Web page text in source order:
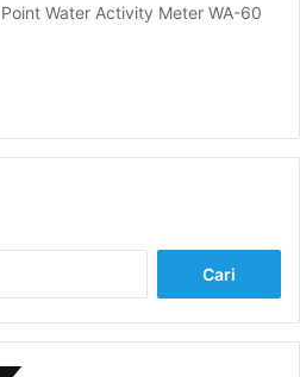
Water Activity Meter WA-60